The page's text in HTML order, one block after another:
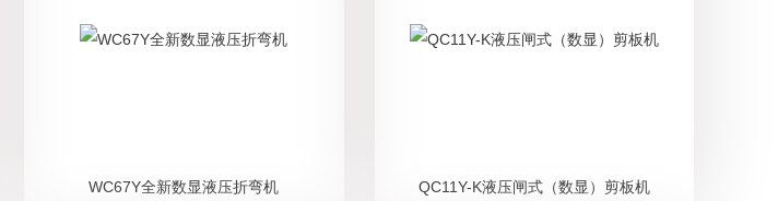
WC67Y全新数显液压折弯机 QC11Y-K液压闸式（数显）剪板机